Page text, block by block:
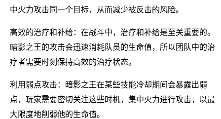
中火力攻击同一个目标，从而减少被反击的风险。
高效的治疗和补给：在战斗中，治疗和补给是至关重要的。
暗影之王的攻击会迅速消耗队员的生命值，所以团队中的治
疗者需要时刻保持高效的治疗状态。
利用弱点攻击：暗影之王在某些技能冷却期间会暴露出弱
点，玩家需要密切关注这些时机，集中火力进行攻击，以最
大限度地削弱他的生命值。